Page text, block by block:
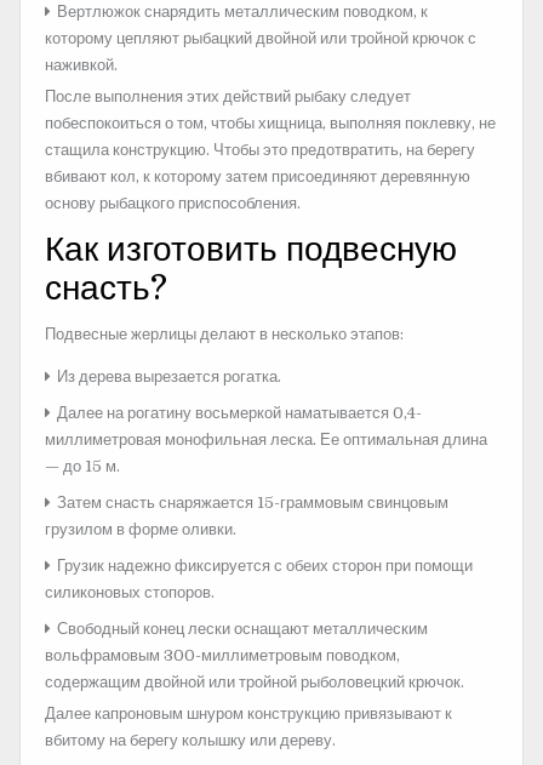
Вертлюжок снарядить металлическим поводком, к
которому цепляют рыбацкий двойной или тройной крючок с
наживкой.
После выполнения этих действий рыбаку следует
побеспокоиться о том, чтобы хищница, выполняя поклевку, не
стащила конструкцию. Чтобы это предотвратить, на берегу
вбивают кол, к которому затем присоединяют деревянную
основу рыбацкого приспособления.
Как изготовить подвесную
снасть?
Подвесные жерлицы делают в несколько этапов:
Из дерева вырезается рогатка.
Далее на рогатину восьмеркой наматывается 0,4-
миллиметровая монофильная леска. Ее оптимальная длина
— до 15 м.
Затем снасть снаряжается 15-граммовым свинцовым
грузилом в форме оливки.
Грузик надежно фиксируется с обеих сторон при помощи
силиконовых стопоров.
Свободный конец лески оснащают металлическим
вольфрамовым 300-миллиметровым поводком,
содержащим двойной или тройной рыболовецкий крючок.
Далее капроновым шнуром конструкцию привязывают к
вбитому на берегу колышку или дереву.